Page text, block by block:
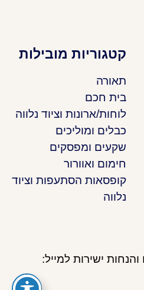
קטגוריות מובילות
תאורה
בית חכם
לוחות/ארונות וציוד נלווה
כבלים ומוליכים
שקעים ומפסקים
חימום ואוורור
קופסאות הסתעפות וציוד
נלווה
ישירות למייל: